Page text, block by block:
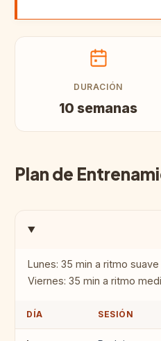
DURACIÓN
10 semanas
Plan de
Lunes: 35 min a ritmo
Viernes: 35 min a ritmo
DÍA SESIÓN